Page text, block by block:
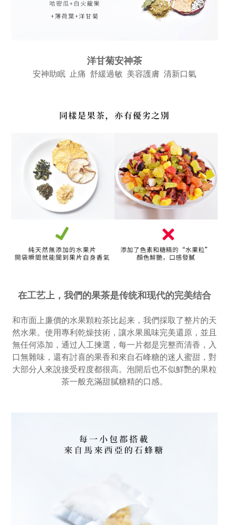
洋甘菊安神茶
安神助眠 止痛 舒緩過敏 美容護膚 清新口氣
在工艺上，我們的果茶是传统和现代的完美结合
和市面上廉價的水果顆粒茶比起来，我們採取了整片的天
然水果。使用專利乾燥技術，讓水果風味完美還原，並且
無任何添加，通过人工揀選，每一片都是完整而清香，入
口無雜味， 還有討喜的果香和來自石峰糖的迷人蜜甜，對
大部分人來說接受程度都很高。泡開后也不似鮮艷的果粒
茶一般充滿甜膩糖精的口感。